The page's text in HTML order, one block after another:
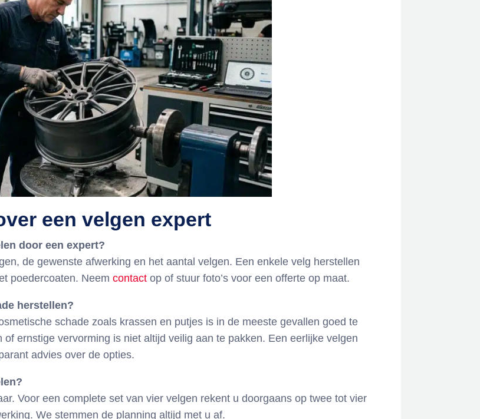
een velgen expert
door een expert?
de gewenste afwerking en het aantal velgen. Een enkele velg herstellen
poedercoaten. Neemcontact op of stuur foto’s voor een offerte op maat.
herstellen?
schade zoals krassen en putjes is in de meeste gevallen goed te
ernstige vervorming is niet altijd veilig aan te pakken. Een eerlijke velgen
advies over de opties.
Voor een complete set van vier velgen rekent u doorgaans op twee tot vier
We stemmen de planning altijd met u af.